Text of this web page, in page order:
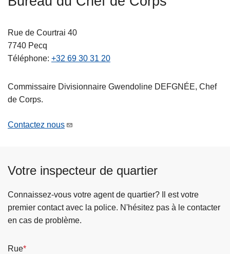
Rue de Courtrai 40
7740 Pecq
Téléphone +32 69 30 31 20
Commissaire Divisionnaire Gwendoline DEFGNÉE, Chef
de Corps.
Contactez nous
Votre inspecteur de quartier
Connaissez-vous votre agent de quartier? Il est votre
premier contact avec la police. N'hésitez pas à le contacter
en cas de problème.
Rue